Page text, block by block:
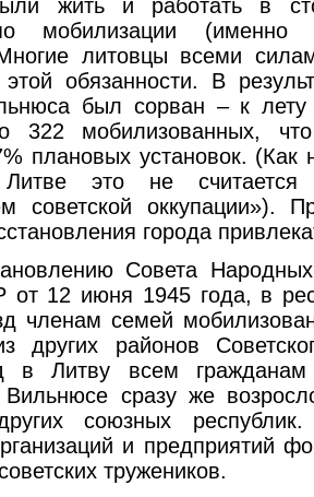
жить и работать в
мобилизации
литовцы всеми
этой обязанности. В
был сорван – к
322 мобилизованных,
плановых установок. (Как
Литве это не считается
советской оккупации»).
города
Совета
от 12 июня 1945 года, в
членам семей
других районов
в Литву всем
сразу же
союзных республик.
и предприятий
тружеников.